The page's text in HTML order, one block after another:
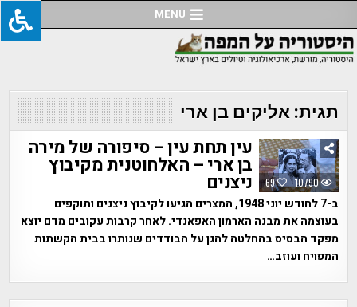
to
content
MENU
תגית:אליקים בן ארי
69 10790
עין תחת עין – סיפורה של מירה
בן ארי – האלחוטנית מקיבוץ
ניצנים
ב-7 לחודש יוני 1948, המצרים הגיעו לקיבוץ ניצנים ותוקפים
בעוצמה את מבנה הארמון האפאנדי. לאחר קרבות עקובים מדם יוצא
מפקד הבסיס בהחלטה להגן על הבודדים שנותרו בבית הקשתות
המפויח ועוזב…